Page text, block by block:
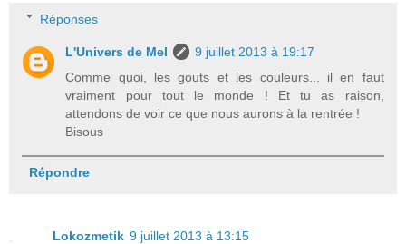
Réponses
L'Univers de Mel
9 juillet 2013 à 19:17
Comme quoi, les gouts et les couleurs... il en faut
vraiment pour tout le monde ! Et tu as raison,
attendons de voir ce que nous aurons à la rentrée !
Bisous
Répondre
Lokozmetik 9 juillet 2013 à 13:15